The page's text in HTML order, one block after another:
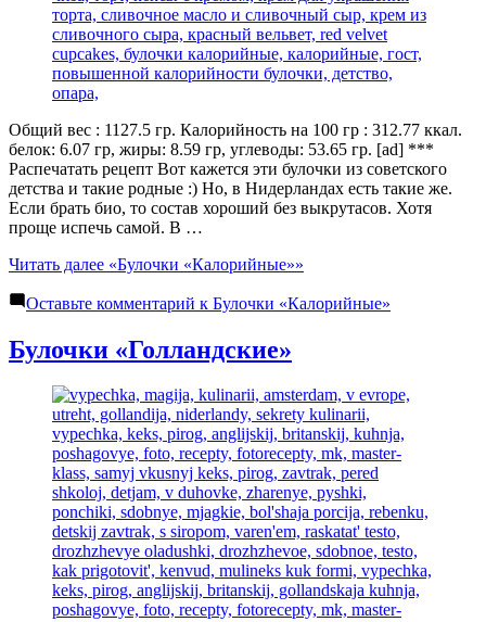
Общий вес : 1127.5 гр. Калорийность на 100 гр : 312.77 ккал.
белок: 6.07 гр, жиры: 8.59 гр, углеводы: 53.65 гр. [ad] ***
Распечатать рецепт Вот кажется эти булочки из советского
детства и такие родные :) Но, в Нидерландах есть такие же.
Если брать био, то состав хороший без выкрутасов. Хотя
проще испечь самой. В …
Читать далее «Булочки «Калорийные»»
Оставьте комментарий к Булочки «Калорийные»
Булочки «Голландские»